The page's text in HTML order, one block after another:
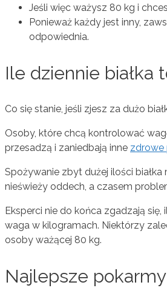
Jeśli więc ważysz 80 kg i
Ponieważ każdy jest inny,
odpowiednia.
Ile dziennie białka
Co się stanie, jeśli zjesz za dużo
Osoby, które chcą kontrolować
przesadzą i zaniedbają inne zdrowe
Spożywanie zbyt dużej ilości
nieświeży oddech, a czasem
Eksperci nie do końca zgadzają się,
waga w kilogramach. Niektórzy
osoby ważącej 80 kg.
Najlepsze